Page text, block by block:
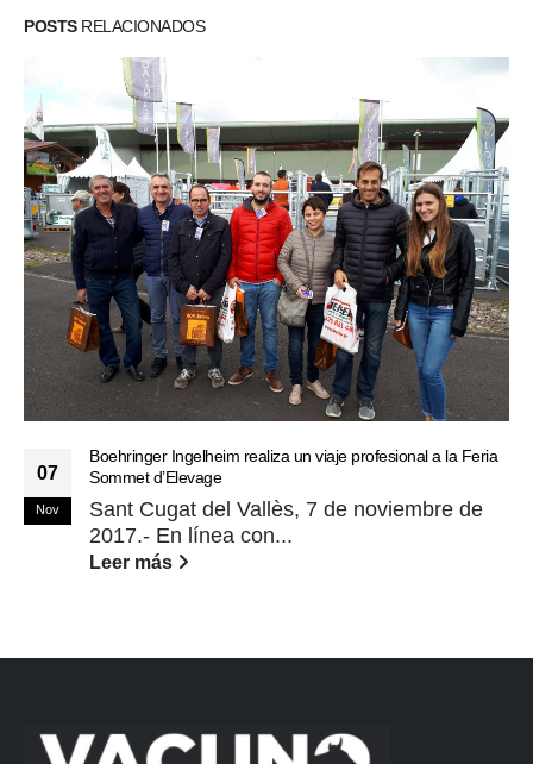
POSTSRELACIONADOS
07
Nov
Boehringer Ingelheim realiza un viaje profesional a la Feria
Sommet d’Elevage
Sant Cugat del Vallès, 7 de noviembre de
2017.- En línea con...
Leer más